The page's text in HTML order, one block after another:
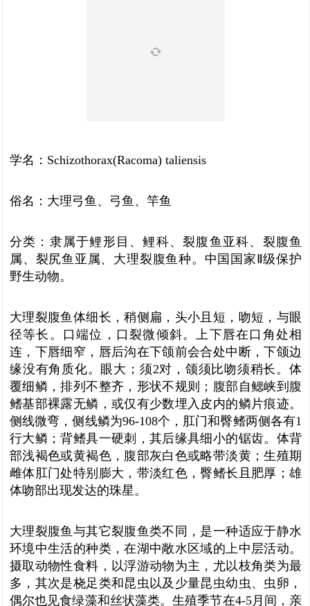
学名：Schizothorax(Racoma) taliensis
俗名：大理弓鱼、弓鱼、竿鱼
分类：隶属于鲤形目、鲤科、裂腹鱼亚科、裂腹鱼
属、裂尻鱼亚属、大理裂腹鱼种。中国国家Ⅱ级保护
野生动物。
大理裂腹鱼体细长，稍侧扁，头小且短，吻短，与眼
径等长。口端位，口裂微倾斜。上下唇在口角处相
连，下唇细窄，唇后沟在下颌前会合处中断，下颌边
缘没有角质化。眼大；须2对，颌须比吻须稍长。体
覆细鳞，排列不整齐，形状不规则；腹部自鳃峡到腹
鳍基部裸露无鳞，或仅有少数埋入皮内的鳞片痕迹。
侧线微弯，侧线鳞为96-108个，肛门和臀鳍两侧各有1
行大鳞；背鳍具一硬刺，其后缘具细小的锯齿。体背
部浅褐色或黄褐色，腹部灰白色或略带淡黄；生殖期
雌体肛门处特别膨大，带淡红色，臀鳍长且肥厚；雄
体吻部出现发达的珠星。
大理裂腹鱼与其它裂腹鱼类不同，是一种适应于静水
环境中生活的种类，在湖中敞水区域的上中层活动。
摄取动物性食料，以浮游动物为主，尤以枝角类为最
多，其次是桡足类和昆虫以及少量昆虫幼虫、虫卵，
偶尔也见食绿藻和丝状藻类。生殖季节在4-5月间，亲